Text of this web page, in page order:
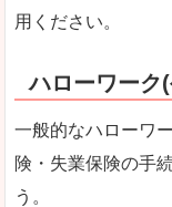
用ください。
ハローワーク
一般的なハローワ
険・失業保険の手
う。